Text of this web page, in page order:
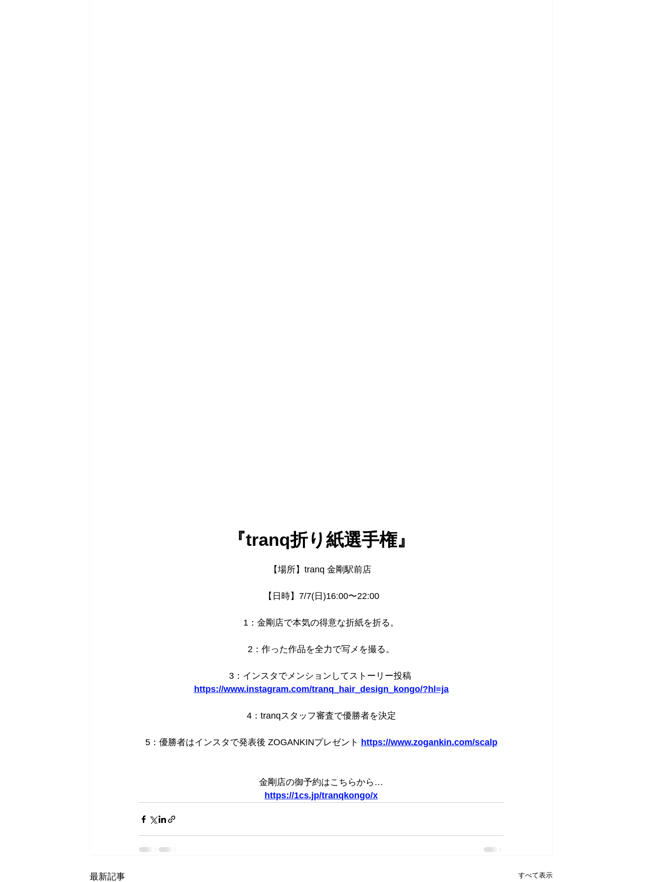
『tranq折り紙選手権』
【場所】tranq 金剛駅前店
【日時】7/7(日)16:00〜22:00
1：金剛店で本気の得意な折紙を折る。
2：作った作品を全力で写メを撮る。
3：インスタでメンションしてストーリー投稿
https://www.instagram.com/tranq_hair_design_kongo/?hl=ja
4：tranqスタッフ審査で優勝者を決定
5：優勝者はインスタで発表後 ZOGANKINプレゼント https://www.zogankin.com/scalp
金剛店の御予約はこちらから…
https://1cs.jp/tranqkongo/x
最新記事 すべて表示